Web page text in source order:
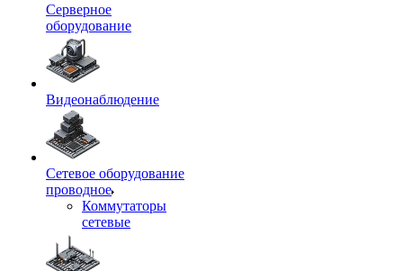
Серверное
оборудование
Видеонаблюдение
Сетевое оборудование
проводное
Коммутаторы
сетевые